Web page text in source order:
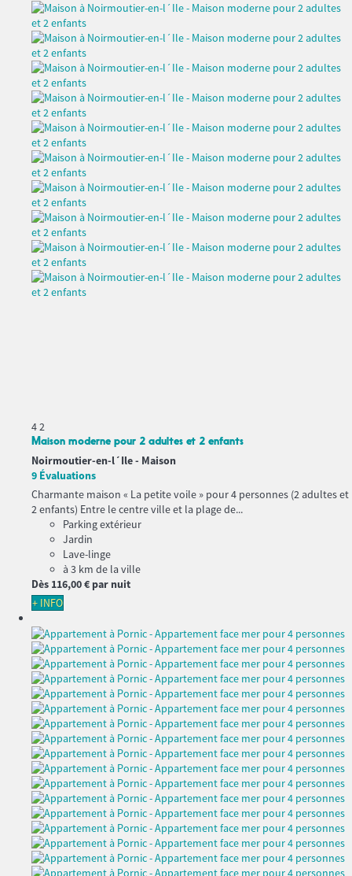
42
Maison moderne pour 2 adultes et 2 enfants
Noirmoutier-en-l´Ile - Maison
9 Évaluations
Charmante maison « La petite voile » pour 4 personnes (2 adultes et
2 enfants) Entre le centre ville et la plage de...
Parking extérieur
Jardin
Lave-linge
à 3 km de la ville
Dès 116,00 € par nuit
+ INFO